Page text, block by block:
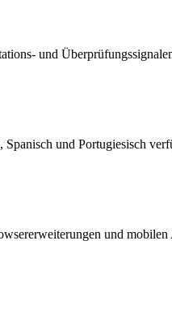
und
und Portugiesisch
und mobilen